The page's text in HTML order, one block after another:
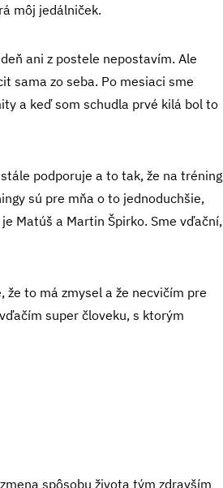
môj jedálniček.
ani z postele nepostavím. Ale
sama zo seba. Po mesiaci sme
a keď som schudla prvé kilá bol to
podporuje a to tak, že na tréning
sú pre mňa o to jednoduchšie,
Matúš a Martin Špirko. Sme vďační,
že to má zmysel a že necvičím pre
super človeku, s ktorým
spôsobu života tým zdravším